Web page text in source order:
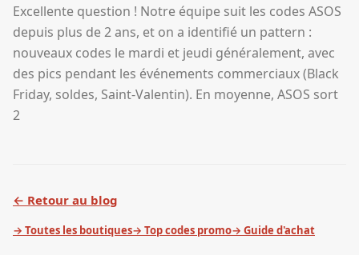
Excellente question ! Notre équipe suit les codes ASOS
depuis plus de 2 ans, et on a identifié un pattern :
nouveaux codes le mardi et jeudi généralement, avec
des pics pendant les événements commerciaux (Black
Friday, soldes, Saint-Valentin). En moyenne, ASOS sort
2
← Retour au blog
→ Toutes les boutiques→ Top codes promo→ Guide d'achat